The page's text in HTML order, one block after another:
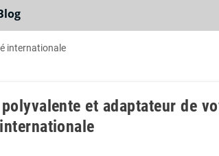
internationale
et adaptateur de